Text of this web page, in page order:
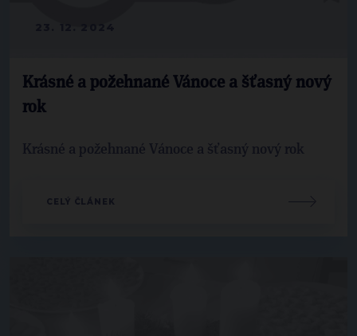
Krásné a požehnané Vánoce a šťasný nový
rok
Krásné a požehnané Vánoce a šťasný nový rok
CELÝ ČLÁNEK